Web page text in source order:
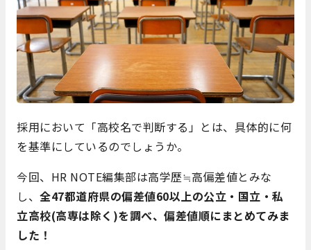
採用において「高校名で判断する」とは、具体的に何
を基準にしているのでしょうか。
今回、HR NOTE編集部は高学歴≒高偏差値とみな
し、 全47都道府県の偏差値60以上の公立・国立・私
立高校(高専は除く)を調べ、偏差値順にまとめてみま
した！